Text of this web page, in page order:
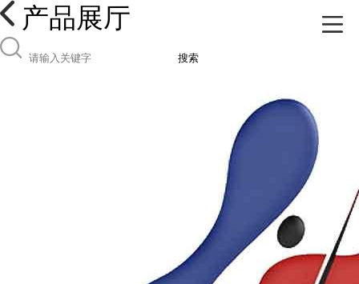
产品展厅
搜索